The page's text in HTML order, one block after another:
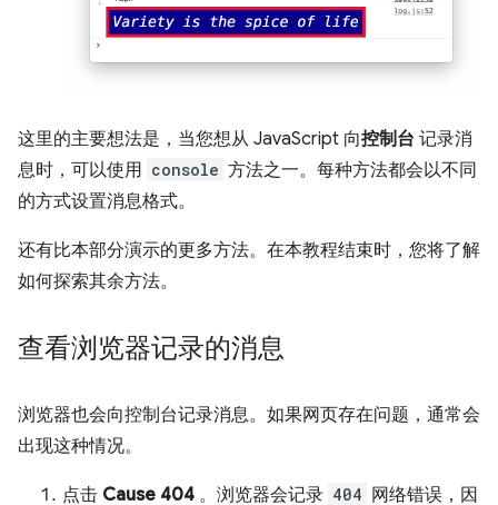
这里的主要想法是，当您想从 JavaScript 向控制台 记录消
息时，可以使用 console 方法之一。每种方法都会以不同
的方式设置消息格式。
还有比本部分演示的更多方法。在本教程结束时，您将了解
如何探索其余方法。
查看浏览器记录的消息
浏览器也会向控制台记录消息。如果网页存在问题，通常会
出现这种情况。
点击 Cause 404 。浏览器会记录 404 网络错误，因